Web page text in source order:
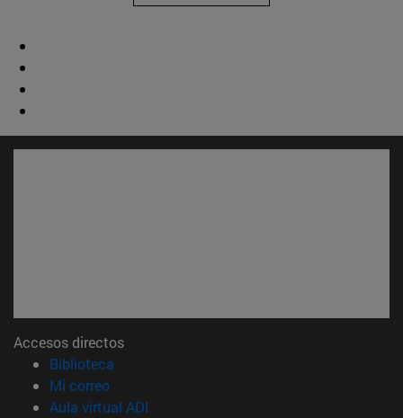
Accesos directos
Biblioteca
Mi correo(abre en nueva ventana)
Aula virtual ADI